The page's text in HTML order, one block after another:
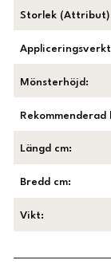
Storlek (Attribut)
Mönsterhöjd :
Rekommenderad
Längd cm:
Bredd cm:
Vikt: